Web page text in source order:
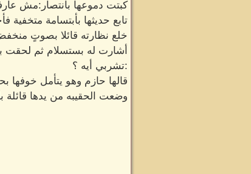
كبتت دموعها بأنتصار:مش
تابع حديثها بأبتسامة
خلع نظارته قائلا بصوتٍ
أشارت له بستسلام ثم لحقت
:تشربي أيه ؟
قالها حازم وهو يتأمل خوفها
وضعت الحقيبه من يدها